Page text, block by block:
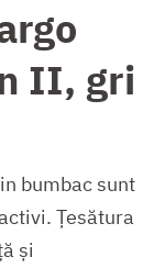
II, gri
bumbac sunt
Țesătura
și